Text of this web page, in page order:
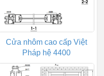
Cửa nhôm cao cấp Việt
Pháp hệ 4400